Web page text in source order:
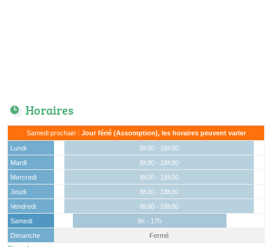
Horaires
Samedi prochain : Jour férié (Assomption), les horaires peuvent varier
Lundi
8h30 - 18h30
Mardi
8h30 - 18h30
Mercredi
8h30 - 18h30
Jeudi
8h30 - 18h30
Vendredi
8h30 - 18h30
Samedi
9h - 17h
Dimanche
Fermé